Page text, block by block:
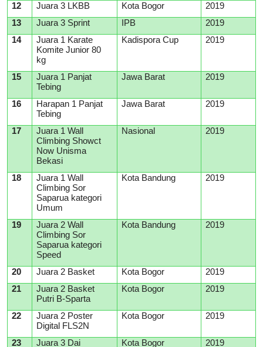
12 Juara 3 LKBB Kota Bogor
2019
13
Juara 3 Sprint IPB
2019
14
Juara 1 Karate
Komite Junior 80
kg
Kadispora Cup 2019
15
Juara 1 Panjat
Tebing
Jawa Barat 2019
16
Harapan 1 Panjat
Tebing
Jawa Barat 2019
17
Juara 1 Wall
Climbing Showct
Now Unisma
Bekasi
Nasional 2019
18
Juara 1 Wall
Climbing Sor
Saparua kategori
Umum
Kota Bandung 2019
19
Juara 2 Wall
Climbing Sor
Saparua kategori
Speed
Kota Bandung 2019
20 Juara 2 Basket Kota Bogor
2019
21
Juara 2 Basket
Putri B-Sparta
Kota Bogor 2019
22
Juara 2 Poster
Digital FLS2N
Kota Bogor 2019
23 Juara 3 Dai Kota Bogor
2019